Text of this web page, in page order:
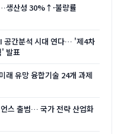
생산성 30%↑·불량률
공간분석 시대 연다… '제4차
발표
래 유망 융합기술 24개 과제
스 출범… 국가 전략 산업화